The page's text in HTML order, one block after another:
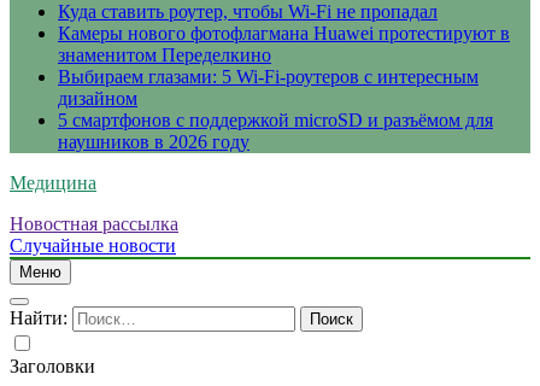
Куда ставить роутер, чтобы Wi-Fi не пропадал
Камеры нового фотофлагмана Huawei протестируют в
знаменитом Переделкино
Выбираем глазами: 5 Wi-Fi-роутеров с интересным
дизайном
5 смартфонов с поддержкой microSD и разъёмом для
наушников в 2026 году
Медицина
Новостная рассылка
Случайные новости
Меню
Найти:
Заголовки